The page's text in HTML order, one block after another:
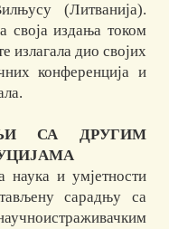
(Литванија).
своја издања током
излагала дио својих
конференција и
СА ДРУГИМ
и умјетности
сарадњу са